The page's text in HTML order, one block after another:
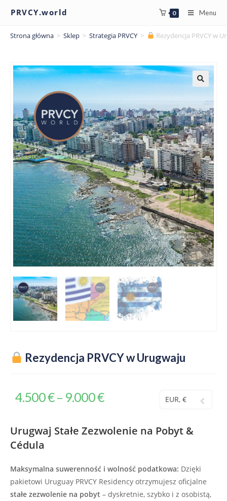
PRVCY.world 0 Menu
Strona główna > Sklep > Strategia PRVCY > Rezydencja PRVCY w
Rezydencja PRVCY w Urugwaju
4.500€ – 9.000€ EUR, €
Urugwaj Stałe Zezwolenie na Pobyt &
Cédula
Maksymalna suwerenność i wolność podatkowa: Dzięki
pakietowi Uruguay PRVCY Residency otrzymujesz oficjalne
stałe zezwolenie na pobyt – dyskretnie, szybko i z osobistą,